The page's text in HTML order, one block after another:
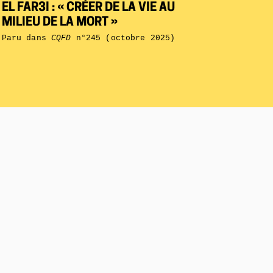
EL FAR3I : « CRÉER DE LA VIE AU
MILIEU DE LA MORT »
Paru dans CQFD n°245 (octobre 2025)